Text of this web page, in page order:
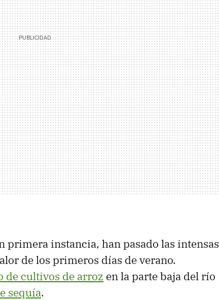
primera instancia, han pasado las intensas
de los primeros días de verano.
de cultivos de arroz en la parte baja del río
sequía.